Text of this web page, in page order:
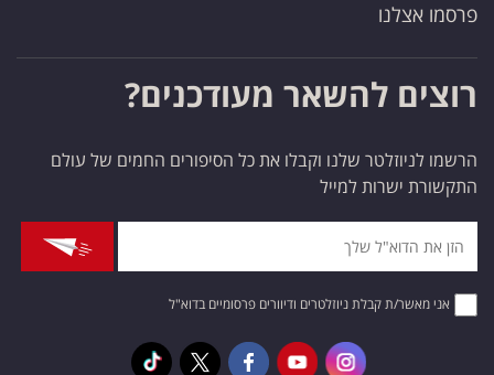
פרסמו אצלנו
רוצים להשאר מעודכנים?
הרשמו לניוזלטר שלנו וקבלו את כל הסיפורים החמים של עולם
התקשורת ישרות למייל
אני מאשר/ת קבלת ניוזלטרים ודיוורים פרסומיים בדוא"ל